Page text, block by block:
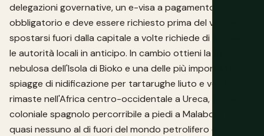
delegazioni governative, un e-visa a pagamento è
obbligatorio e deve essere richiesto prima del volo, e
spostarsi fuori dalla capitale a volte richiede di avvisare
le autorità locali in anticipo. In cambio ottieni la foresta
nebulosa dell'Isola di Bioko e una delle più importanti
spiagge di nidificazione per tartarughe liuto e verdi
rimaste nell'Africa centro-occidentale a Ureca, un centro
coloniale spagnolo percorribile a piedi a Malabo che
quasi nessuno al di fuori del mondo petrolifero e